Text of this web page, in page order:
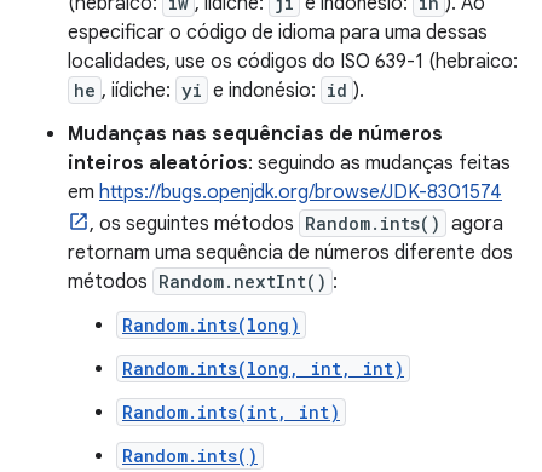
especificar o código de idioma para uma dessas
localidades, use os códigos do ISO 639-1 (hebraico:
he , iídiche: yi e indonésio: id ).
Mudanças nas sequências de números
inteiros aleatórios: seguindo as mudanças feitas
em https://bugs.openjdk.org/browse/JDK-8301574
, os seguintes métodos Random.ints() agora
retornam uma sequência de números diferente dos
métodos Random.nextInt() :
Random.ints(long)
Random.ints(long, int, int)
Random.ints(int, int)
Random.ints()